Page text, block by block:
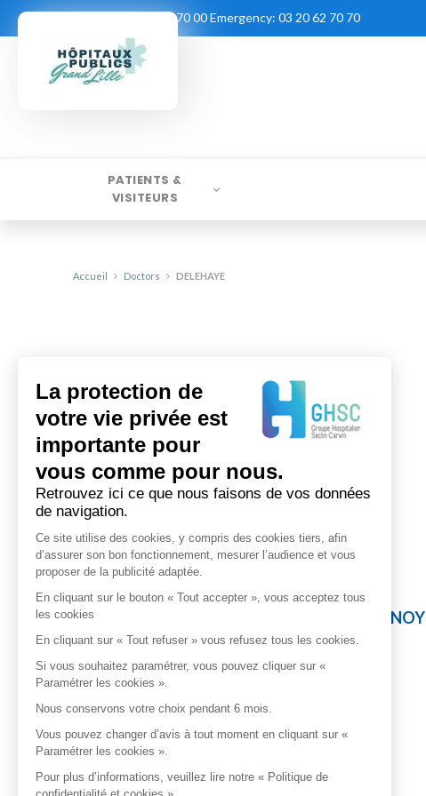
03 20 62 70 00Emergency: 03 20 62 70 70
PATIENTS &
VISITEURS
Accueil Doctors DELEHAYE
AMZALLAG DUFRENOY
La protection de
votre vie privée est
importante pour
vous comme pour nous.
Retrouvez ici ce que nous faisons de vos données
de navigation.
Ce site utilise des cookies, y compris des cookies tiers, afin
d’assurer son bon fonctionnement, mesurer l’audience et vous
proposer de la publicité adaptée.
En cliquant sur le bouton « Tout accepter », vous acceptez tous
les cookies
En cliquant sur « Tout refuser » vous refusez tous les cookies.
Si vous souhaitez paramétrer, vous pouvez cliquer sur «
Paramétrer les cookies ».
Nous conservons votre choix pendant 6 mois.
Vous pouvez changer d’avis à tout moment en cliquant sur «
Paramétrer les cookies ».
Pour plus d’informations, veuillez lire notre « Politique de
confidentialité et cookies ».